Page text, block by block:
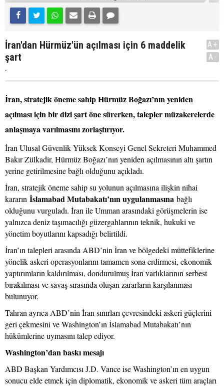
İran'dan Hürmüz'ün açılması için 6 maddelik
şart
.
A+
A-
İran, stratejik öneme sahip Hürmüz Boğazı’nın yeniden
açılması için bir dizi şart öne sürerken, talepler müzakerelerde
anlaşmaya varılmasını zorlaştırıyor.
İran Ulusal Güvenlik Yüksek Konseyi Genel Sekreteri Muhammed
Bakır Zülkadir, Hürmüz Boğazı’nın yeniden açılmasının altı şartın
yerine getirilmesine bağlı olduğunu açıkladı.
İran, stratejik öneme sahip su yolunun açılmasına ilişkin nihai
kararın İslamabad Mutabakatı’nın uygulanmasına bağlı
olduğunu vurguladı. İran ile Umman arasındaki görüşmelerin ise
yalnızca deniz taşımacılığı güzergahlarının teknik, hukuki ve
yönetim boyutlarını kapsadığı belirtildi.
İran’ın talepleri arasında ABD’nin İran ve bölgedeki müttefiklerine
yönelik askeri operasyonlarını tamamen sona erdirmesi, ekonomik
yaptırımların kaldırılması, dondurulmuş İran varlıklarının serbest
bırakılması ve savaş sırasında oluşan zararların karşılanması
bulunuyor.
Tahran ayrıca ABD’nin İran sınırları çevresindeki askeri güçlerini
geri çekmesini ve Washington’ın İslamabad Mutabakatı’nın
hükümlerine uymasını talep ediyor.
Washington’dan baskı mesajı
ABD Başkan Yardımcısı J.D. Vance ise Washington’ın en uygun
sonucu elde etmek için diplomatik, ekonomik ve askeri tüm araçları